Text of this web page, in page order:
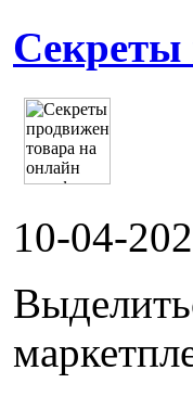
Секреты
10-04-